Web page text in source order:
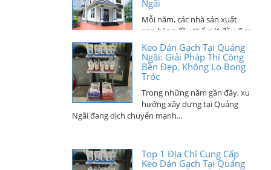
Mỗi năm, các nhà sản xuất
sơn hàng đầu thế giới đều đưa
ra những bảng màu...
Bảng Giá Bột Trét Việt Mỹ
Năm 2025 Tại Quảng Ngãi
Bạn đang tìm kiếm một sản
phẩm bột trét chất lượng cao,
giá cả hợp lý để...
Keo Dán Gạch Tại Quảng
Ngãi: Giải Pháp Thi Công
Bền Đẹp, Không Lo Bong
Tróc
Trong những năm gần đây, xu
hướng xây dựng tại Quảng
Ngãi đang dịch chuyển mạnh...
Keo Dán Gạch Tại Quảng
Ngãi Uy Tín, Giá Tốt